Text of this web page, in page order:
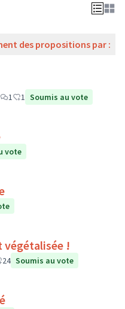
des propositions par :
1 1 Soumis au vote
vote
végétalisée !
24 Soumis au vote